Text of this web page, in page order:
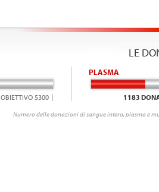
LE
OBIETTIVO 5300
PLASMA
1183
Numero delle donazioni di sangue intero, plasma e